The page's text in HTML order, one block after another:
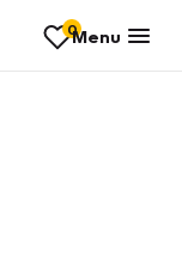
0Menu